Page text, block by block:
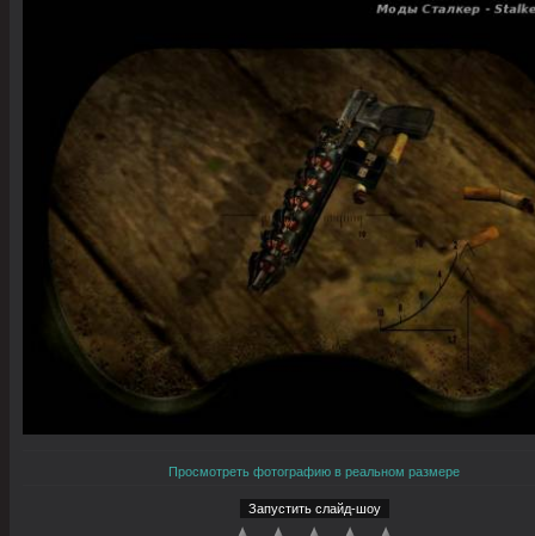
Просмотреть фотографию в реальном размере